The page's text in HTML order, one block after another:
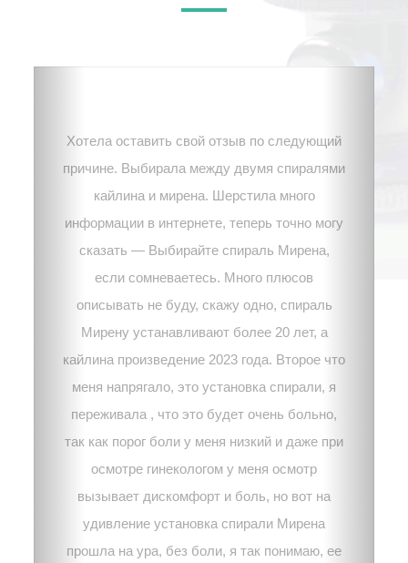
Хотела оставить свой отзыв по следующий
причине. Выбирала между двумя спиралями
кайлина и мирена. Шерстила много
информации в интернете, теперь точно могу
сказать — Выбирайте спираль Мирена,
если сомневаетесь. Много плюсов
описывать не буду, скажу одно, спираль
Мирену устанавливают более 20 лет, а
кайлина произведение 2023 года. Второе что
меня напрягало, это установка спирали, я
переживала , что это будет очень больно,
так как порог боли у меня низкий и даже при
осмотре гинекологом у меня осмотр
вызывает дискомфорт и боль, но вот на
удивление установка спирали Мирена
прошла на ура, без боли, я так понимаю, ее